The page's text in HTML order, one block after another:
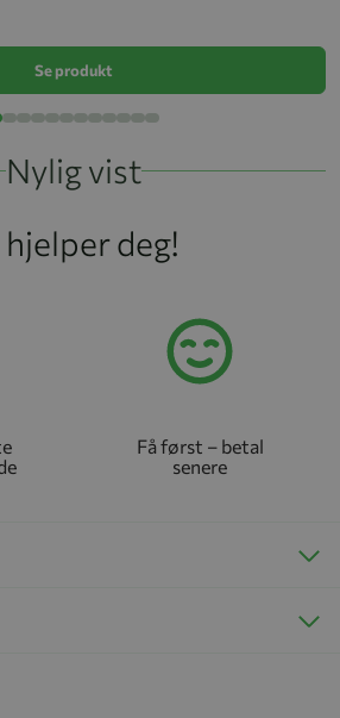
Se produkt
Nylig vist
hjelper deg!
Få først – betal
senere